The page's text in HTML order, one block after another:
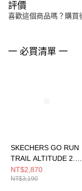
評價
喜歡這個商品嗎？購買
一 必買清單 一
SKECHERS GO RUN
TRAIL ALTITUDE 2.0
女 跑步鞋
129525WNVAQ
NT$2,870
NT$3,190